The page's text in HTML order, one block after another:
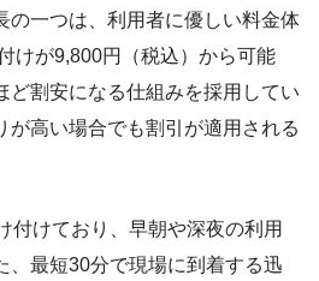
の一つは、利用者に優しい料金体
けが9,800円（税込）から可能
ど割安になる仕組みを採用してい
が高い場合でも割引が適用される
付けており、早朝や深夜の利用
、最短30分で現場に到着する迅